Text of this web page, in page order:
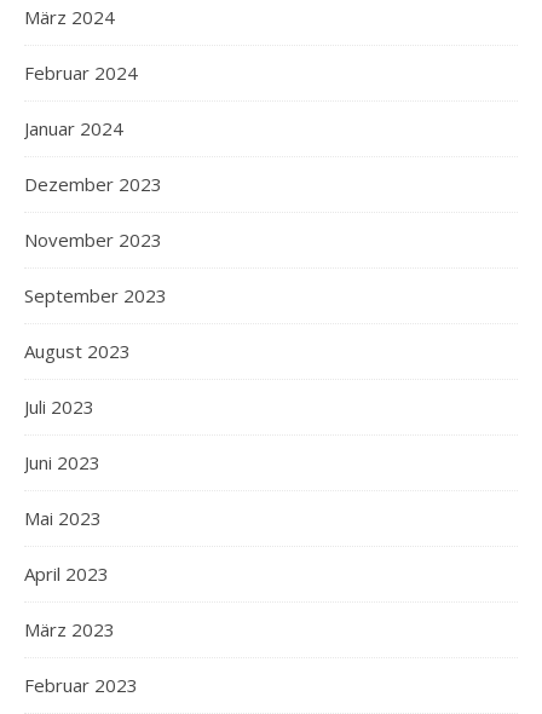
März 2024
Februar 2024
Januar 2024
Dezember 2023
November 2023
September 2023
August 2023
Juli 2023
Juni 2023
Mai 2023
April 2023
März 2023
Februar 2023